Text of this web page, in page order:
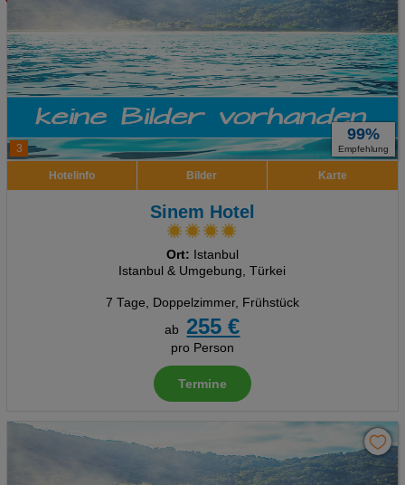
3
99%
Empfehlung
Hotelinfo Bilder Karte
Sinem Hotel
Ort: Istanbul
Istanbul & Umgebung, Türkei
7 Tage, Doppelzimmer, Frühstück
ab
255 €
pro Person
Termine